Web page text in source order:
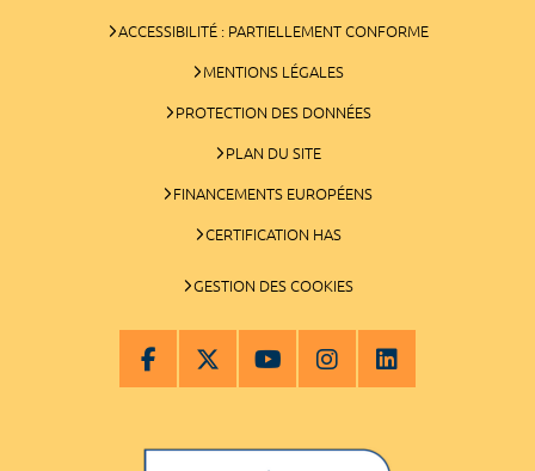
ACCESSIBILITÉ : PARTIELLEMENT CONFORME
MENTIONS LÉGALES
PROTECTION DES DONNÉES
PLAN DU SITE
FINANCEMENTS EUROPÉENS
CERTIFICATION HAS
GESTION DES COOKIES